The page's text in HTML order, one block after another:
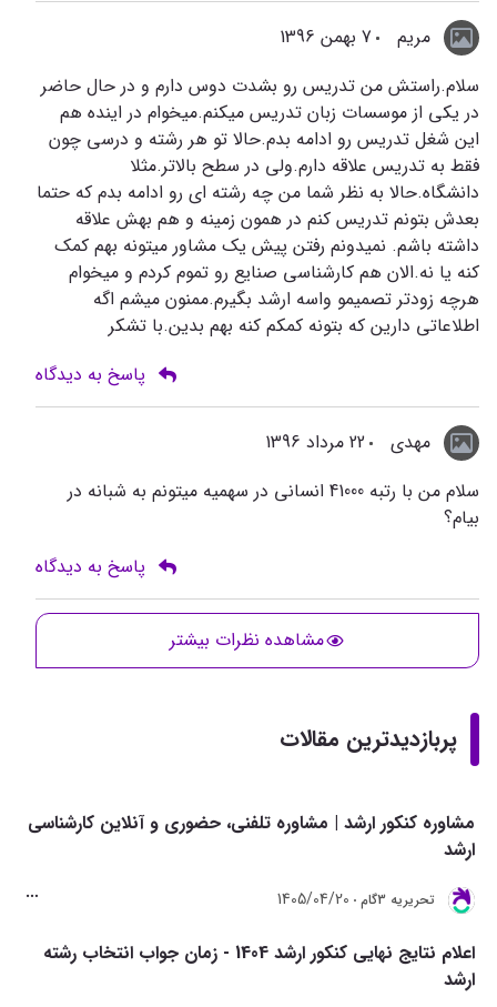
مریم
7 بهمن 1396
سلام.راستش من تدریس رو بشدت دوس دارم و در حال حاضر
در یکی از موسسات زبان تدریس میکنم.میخوام در اینده هم
این شغل تدریس رو ادامه بدم.حالا تو هر رشته و درسی چون
فقط به تدریس علاقه دارم.ولی در سطح بالاتر.مثلا
دانشگاه.حالا به نظر شما من چه رشته ای رو ادامه بدم که حتما
بعدش بتونم تدریس کنم در همون زمینه و هم بهش علاقه
داشته باشم. نمیدونم رفتن پیش یک مشاور میتونه بهم کمک
کنه یا نه.الان هم کارشناسی صنایع رو تموم کردم و میخوام
هرچه زودتر تصمیمو واسه ارشد بگیرم.ممنون میشم اگه
اطلاعاتی دارین که بتونه کمکم کنه بهم بدین.با تشکر
پاسخ به دیدگاه
مهدی
22 مرداد 1396
سلام من با رتبه 41000 انسانی در سهمیه میتونم به شبانه در
بیام؟
پاسخ به دیدگاه
مشاهده نظرات بیشتر
پربازدیدترین مقالات
مشاوره کنکور ارشد | مشاوره تلفنی، حضوری و آنلاین کارشناسی
ارشد
تحريريه 3گام 1405/04/20
اعلام نتایج نهایی کنکور ارشد 1404 - زمان جواب انتخاب رشته
ارشد